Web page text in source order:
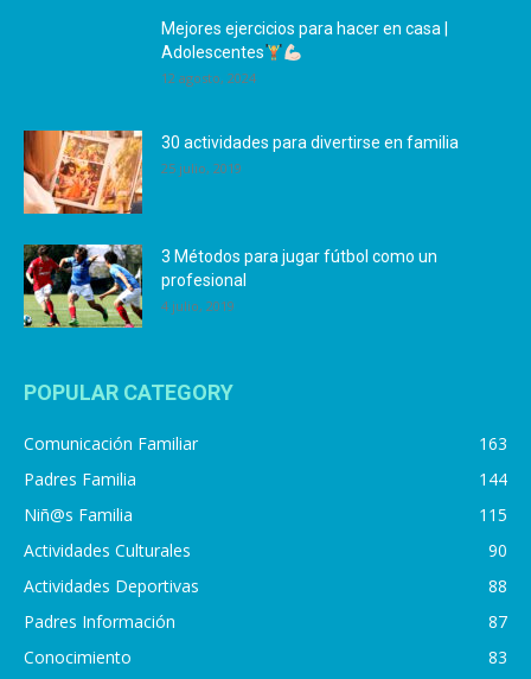
Mejores ejercicios para hacer en casa |
Adolescentes
12 agosto, 2024
30 actividades para divertirse en familia
25 julio, 2019
3 Métodos para jugar fútbol como un
profesional
4 julio, 2019
POPULAR CATEGORY
Comunicación Familiar
163
Padres Familia
144
Niñ@s Familia
115
Actividades Culturales
90
Actividades Deportivas
88
Padres Información
87
Conocimiento
83